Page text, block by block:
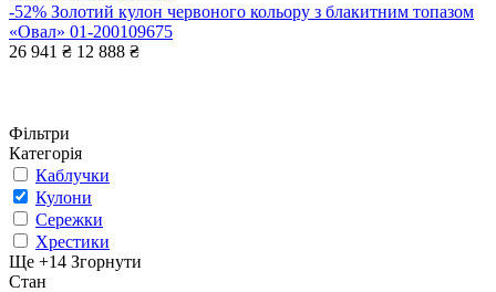
-52% Золотий кулон червоного кольору з блакитним топазом
«Овал» 01-200109675
26 941 ₴ 12 888 ₴
Фільтри
Категорія
Каблучки
Кулони
Сережки
Хрестики
Ще +14 Згорнути
Стан